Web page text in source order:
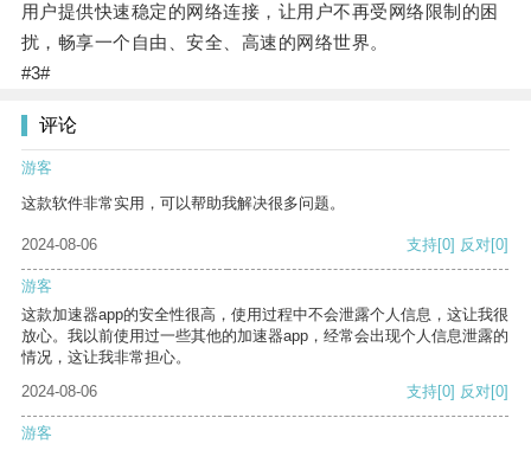
用户提供快速稳定的网络连接，让用户不再受网络限制的困
扰，畅享一个自由、安全、高速的网络世界。
#3#
评论
游客
这款软件非常实用，可以帮助我解决很多问题。
2024-08-06 支持[0] 反对[0]
游客
这款加速器app的安全性很高，使用过程中不会泄露个人信息，这让我很
放心。我以前使用过一些其他的加速器app，经常会出现个人信息泄露的
情况，这让我非常担心。
2024-08-06
支持[0] 反对[0]
游客